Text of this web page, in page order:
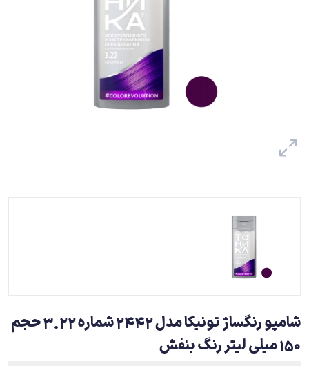
شامپو رنگساژ تونیکا مدل 2442 شماره 3.22 حجم
150 میلی لیتر رنگ بنفش